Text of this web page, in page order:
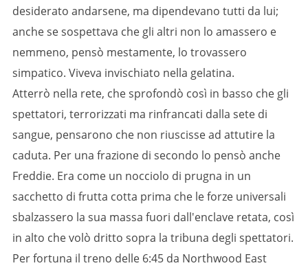
desiderato andarsene, ma dipendevano tutti da lui;
anche se sospettava che gli altri non lo amassero e
nemmeno, pensò mestamente, lo trovassero
simpatico. Viveva invischiato nella gelatina.
Atterrò nella rete, che sprofondò così in basso che gli
spettatori, terrorizzati ma rinfrancati dalla sete di
sangue, pensarono che non riuscisse ad attutire la
caduta. Per una frazione di secondo lo pensò anche
Freddie. Era come un nocciolo di prugna in un
sacchetto di frutta cotta prima che le forze universali
sbalzassero la sua massa fuori dall'enclave retata, così
in alto che volò dritto sopra la tribuna degli spettatori.
Per fortuna il treno delle 6:45 da Northwood East